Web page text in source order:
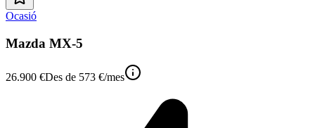
Ocasió
Mazda MX-5
26.900 €Des de 573 €/mes